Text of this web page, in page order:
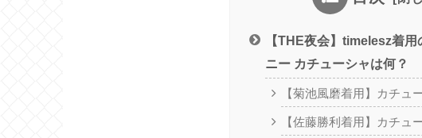
【THE夜会】timelesz着用
ニー カチューシャは何？
【菊池風磨着用】カチュ
【佐藤勝利着用】カチュ